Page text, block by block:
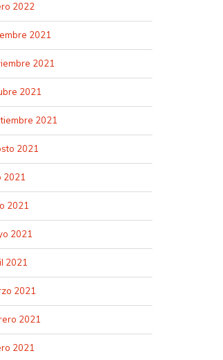
2022
2021
2021
2021
2021
2021
2021
2021
2021
2021
2021
2021
2021